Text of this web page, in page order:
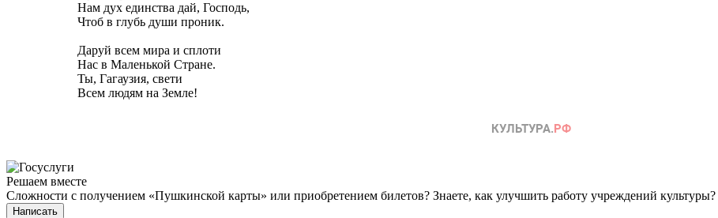
Нам дух единства дай, Господь,
Чтоб в глубь души проник.
Даруй всем мира и сплоти
Нас в Маленькой Стране.
Ты, Гагаузия, свети
Всем людям на Земле!
Решаем вместе
Сложности с получением «Пушкинской карты» или приобретением билетов? Знаете, как улучшить работу учреждений культуры?
Написать